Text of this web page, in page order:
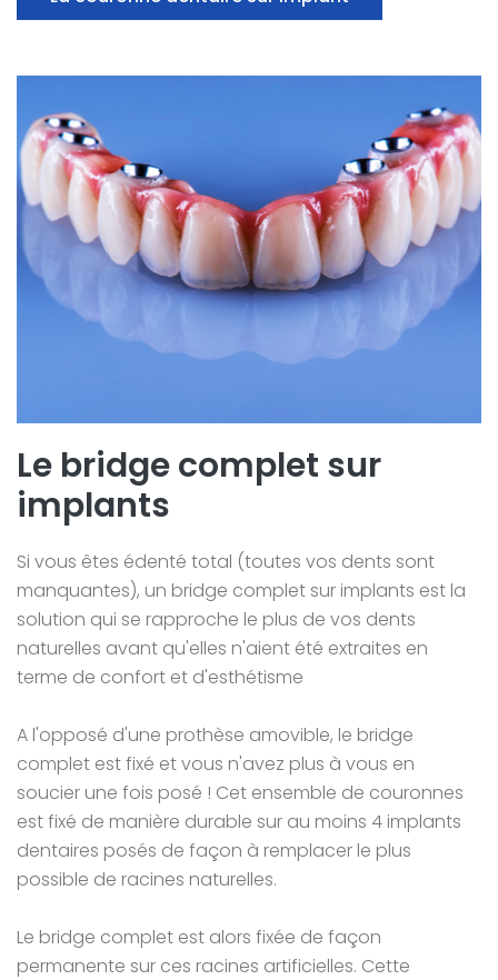
Le bridge complet sur
implants
Si vous êtes édenté total (toutes vos dents sont
manquantes), un bridge complet sur implants est la
solution qui se rapproche le plus de vos dents
naturelles avant qu'elles n'aient été extraites en
terme de confort et d'esthétisme
A l'opposé d'une prothèse amovible, le bridge
complet est fixé et vous n'avez plus à vous en
soucier une fois posé ! Cet ensemble de couronnes
est fixé de manière durable sur au moins 4 implants
dentaires posés de façon à remplacer le plus
possible de racines naturelles.
Le bridge complet est alors fixée de façon
permanente sur ces racines artificielles. Cette